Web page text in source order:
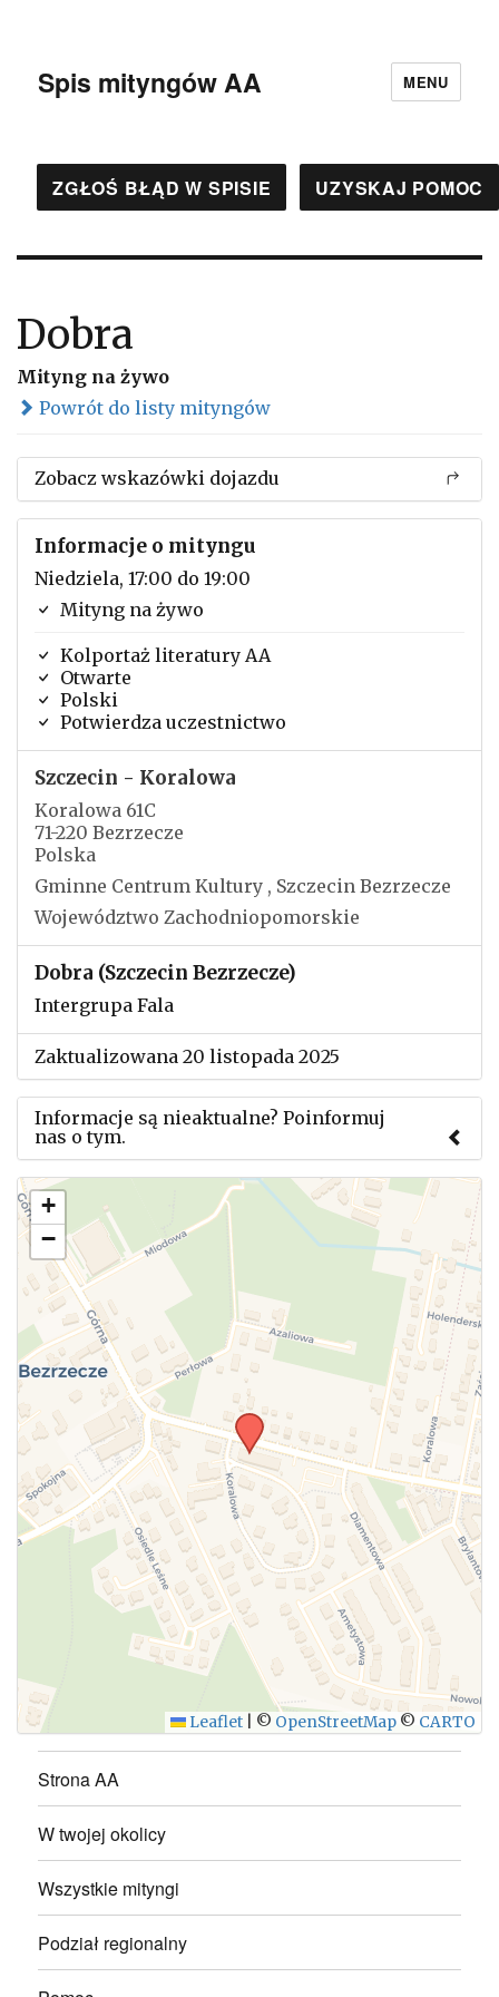
Spis mityngów AA MENU
ZGŁOŚ BŁĄD W SPISIE UZYSKAJ POMOC
Dobra
Mityng na żywo
Powrót do listy mityngów
Zobacz wskazówki dojazdu
Informacje o mityngu
Niedziela, 17:00 do 19:00
Mityng na żywo
Kolportaż literatury AA
Otwarte
Polski
Potwierdza uczestnictwo
Szczecin - Koralowa
Koralowa 61C
71-220 Bezrzecze
Polska
Gminne Centrum Kultury , Szczecin Bezrzecze
Województwo Zachodniopomorskie
Dobra (Szczecin Bezrzecze)
Intergrupa Fala
Zaktualizowana 20 listopada 2025
Informacje są nieaktualne? Poinformuj
nas o tym.
Użyj tego formularza aby przesłać informację o
zmianach w powyższym mityngu.
WYŚLIJ
+
−
Leaflet © OpenStreetMap © CARTO
Strona AA
W twojej okolicy
Wszystkie mityngi
Podział regionalny